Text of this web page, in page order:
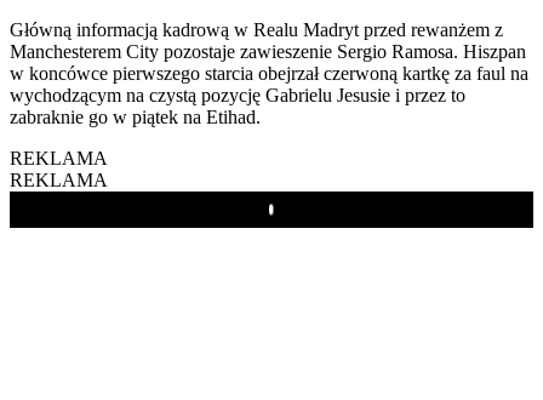
Główną informacją kadrową w Realu Madryt przed rewanżem z
Manchesterem City pozostaje zawieszenie Sergio Ramosa. Hiszpan
w koncówce pierwszego starcia obejrzał czerwoną kartkę za faul na
wychodzącym na czystą pozycję Gabrielu Jesusie i przez to
zabraknie go w piątek na Etihad.
REKLAMA
REKLAMA
Play